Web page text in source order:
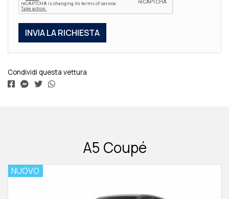
Condividi questa vettura
A5 Coupé
NUOVO